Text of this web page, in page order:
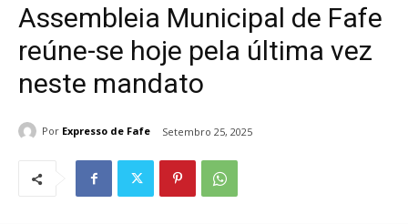
Assembleia Municipal de Fafe
reúne-se hoje pela última vez
neste mandato
Por Expresso de Fafe Setembro 25, 2025